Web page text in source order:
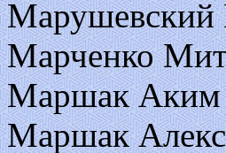
Марушевский
Марченко
Маршак Аким
Маршак